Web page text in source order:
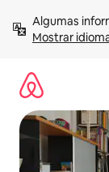
para
Mostrar